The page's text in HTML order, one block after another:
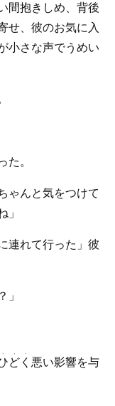
間抱きしめ、背後
せ、彼のお気に入
小さな声でうめい
た。
ゃんと気をつけて
」
連れて行った」彼
」
どく 悪い影響を与